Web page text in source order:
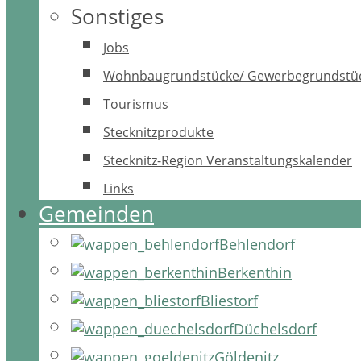
Sonstiges
Jobs
Wohnbaugrundstücke/
Tourismus
Stecknitzprodukte
Stecknitz-Region Veranstaltungskalender
Links
Gemeinden
Behlendorf
Berkenthin
Bliestorf
Düchelsdorf
Göldenitz